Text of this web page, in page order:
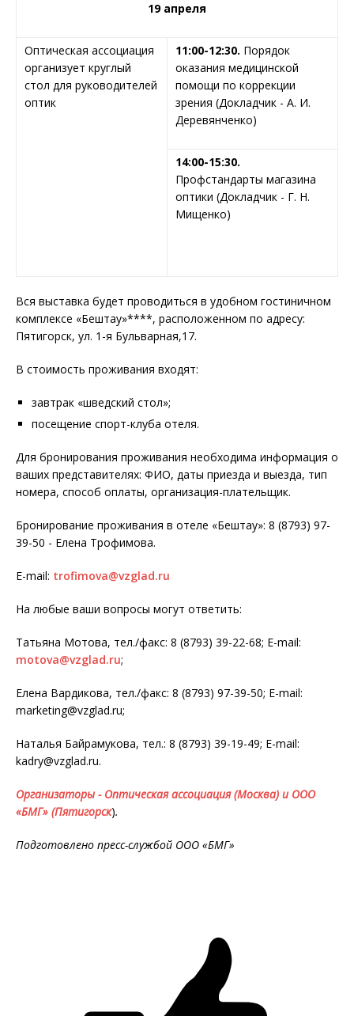
19 апреля
Оптическая ассоциация
организует круглый
стол для руководителей
оптик
11:00-12:30. Порядок
оказания медицинской
помощи по коррекции
зрения (Докладчик - А. И.
Деревянченко)
14:00-15:30.
Профстандарты магазина
оптики (Докладчик - Г. Н.
Мищенко)
Вся выставка будет проводиться в удобном гостиничном
комплексе «Бештау»****, расположенном по адресу:
Пятигорск, ул. 1-я Бульварная,17.
В стоимость проживания входят:
завтрак «шведский стол»;
посещение спорт-клуба отеля.
Для бронирования проживания необходима информация о
ваших представителях: ФИО, даты приезда и выезда, тип
номера, способ оплаты, организация-плательщик.
Бронирование проживания в отеле «Бештау»: 8 (8793) 97-
39-50 - Елена Трофимова.
E-mail: trofimova@vzglad.ru
На любые ваши вопросы могут ответить:
Татьяна Мотова, тел./факс: 8 (8793) 39-22-68; E-mail:
motova@vzglad.ru;
Елена Вардикова, тел./факс: 8 (8793) 97-39-50; E-mail:
marketing@vzglad.ru;
Наталья Байрамукова, тел.: 8 (8793) 39-19-49; E-mail:
kadry@vzglad.ru.
Организаторы - Оптическая ассоциация (Москва) и ООО
«БМГ» (Пятигорск).
Подготовлено пресс-службой ООО «БМГ»